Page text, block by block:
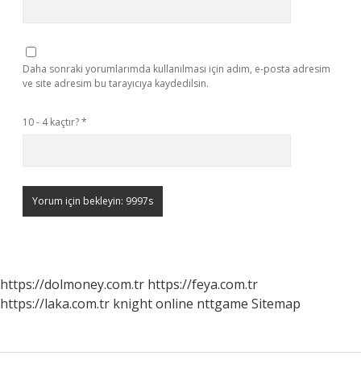
Daha sonraki yorumlarımda kullanılması için adım, e-posta adresim
ve site adresim bu tarayıcıya kaydedilsin.
10 - 4 kaçtır?*
https://dolmoney.com.tr https://feya.com.tr
https://laka.com.tr knight online nttgame Sitemap